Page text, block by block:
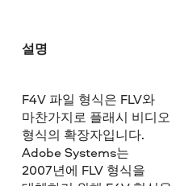
설명
F4V 파일 형식은 FLV와
마찬가지로 플래시 비디오
형식의 확장자입니다.
Adobe Systems는
2007년에 FLV 형식을